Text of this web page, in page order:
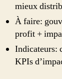
mieux
À faire:
profit +
Indicateurs:
KPIs